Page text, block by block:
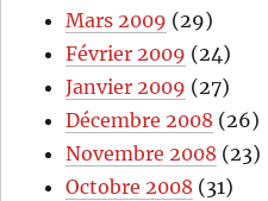
Mars 2009 (29)
Février 2009 (24)
Janvier 2009 (27)
Décembre 2008 (26)
Novembre 2008 (23)
Octobre 2008 (31)